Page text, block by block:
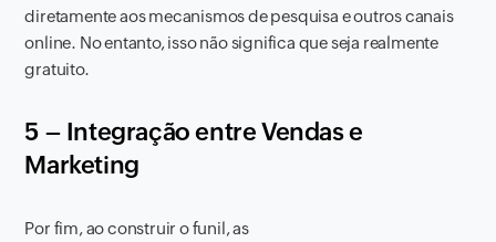
diretamente aos mecanismos de pesquisa e outros canais
online. No entanto, isso não significa que seja realmente
gratuito.
5 – Integração entre Vendas e
Marketing
Por fim, ao construir o funil, as